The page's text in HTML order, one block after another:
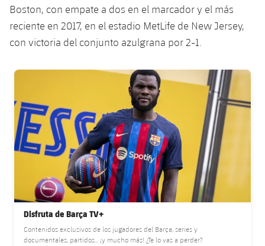
Boston, con empate a dos en el marcador y el más
reciente en 2017, en el estadio MetLife de New Jersey,
con victoria del conjunto azulgrana por 2-1.
FC Barcelona club badge
Disfruta de Barça TV+
Contenidos exclusivos de los jugadores del Barça, series y
documentales, partidos... ¡y mucho más! ¿Te lo vas a perder?